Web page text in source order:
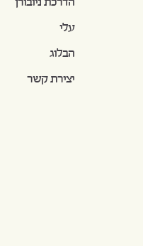
הדרכת ניובורן
עלי
הבלוג
יצירת קשר